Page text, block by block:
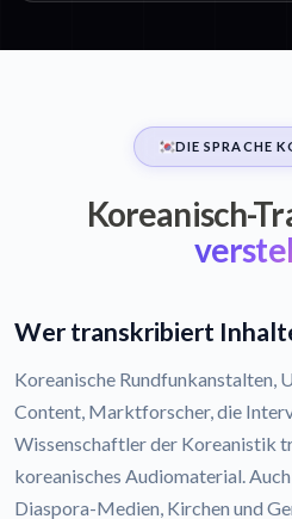
DIE SPRACHE
Koreanisch-
Wer transkribiert
Koreanische Rundfunkanstalten,
Content, Marktforscher, die
Wissenschaftler der Koreanistik
koreanisches Audiomaterial.
Diaspora-Medien, Kirchen und